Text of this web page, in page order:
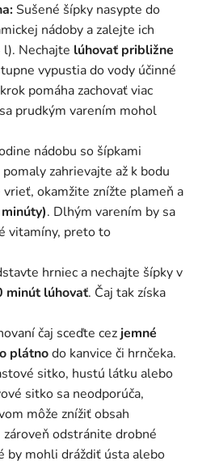
Sušené šípky nasypte do
nádoby a zalejte ich
Nechajte lúhovať približne
vypustia do vody účinné
pomáha zachovať viac
prudkým varením mohol
nádobu so šípkami
zahrievajte až k bodu
vrieť, okamžite znížte plameň a
. Dlhým varením by sa
vitamíny, preto to
hrniec a nechajte šípky v
minút lúhovať. Čaj tak získa
čaj sceďte cez jemné
plátnodo kanvice či hrnčeka.
sitko, hustú látku alebo
sitko sa neodporúča,
môže znížiť obsah
odstránite drobné
by mohli dráždiť ústa alebo